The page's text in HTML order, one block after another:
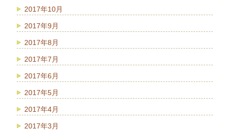
2017年10月
2017年9月
2017年8月
2017年7月
2017年6月
2017年5月
2017年4月
2017年3月